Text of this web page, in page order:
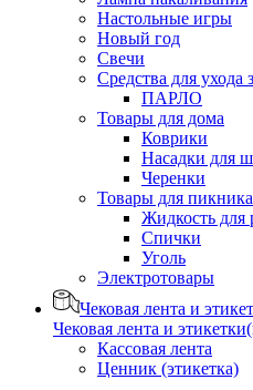
Настольные игры
Новый год
Свечи
Средства для ухода
ПАРЛО
Товары для дома
Коврики
Насадки для
Черенки
Товары для пикника
Жидкость для
Спички
Уголь
Электротовары
Чековая лента и
Чековая лента и
Кассовая лента
Ценник (этикетка)